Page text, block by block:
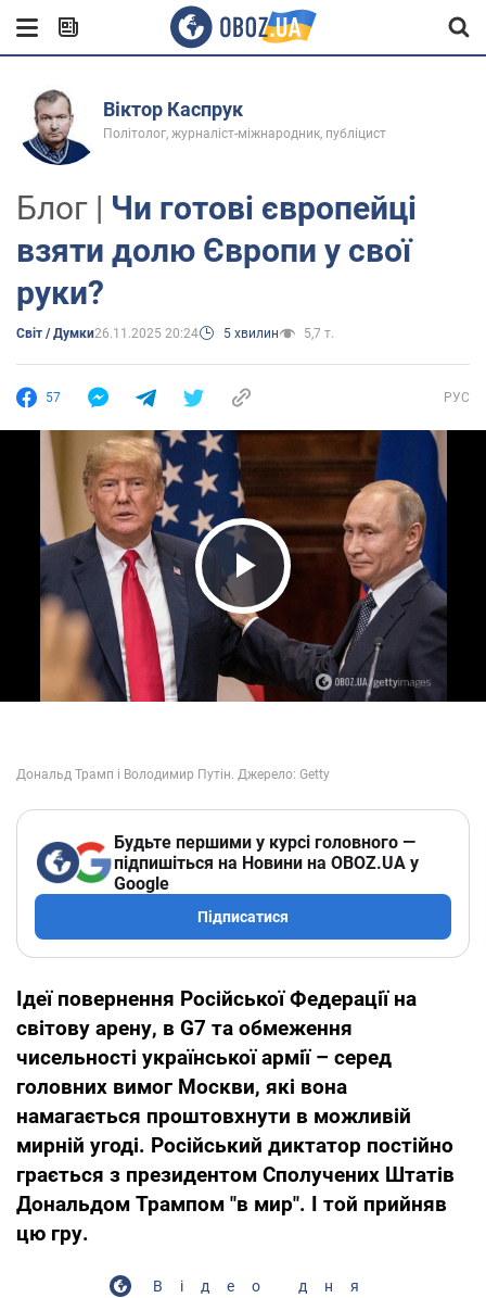
Віктор Каспрук
Політолог, журналіст-міжнародник, публіцист
Блог | Чи готові європейці
взяти долю Європи у свої
руки?
Світ / Думки26.11.2025 20:24 5 хвилин 5,7 т.
57 РУС
Play Video
Будьте першими у курсі головного —
підпишіться на Новини на OBOZ.UA у
Google
Підписатися
Ідеї повернення Російської Федерації на
світову арену, в G7 та обмеження
чисельності української армії – серед
головних вимог Москви, які вона
намагається проштовхнути в можливій
мирній угоді. Російський диктатор постійно
грається з президентом Сполучених Штатів
Дональдом Трампом "в мир". І той прийняв
цю гру.
Відео дня